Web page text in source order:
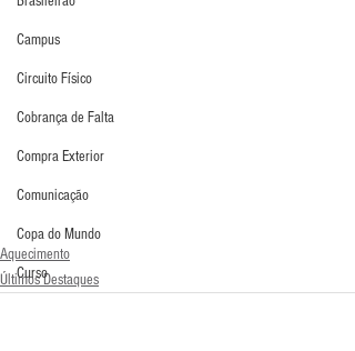
Campus
Circuito Físico
Cobrança de Falta
Compra Exterior
Comunicação
Copa do Mundo
Curso
Aquecimento
Últimos Destaques